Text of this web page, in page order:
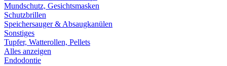
Mundschutz, Gesichtsmasken
Schutzbrillen
Speichersauger & Absaugkanülen
Sonstiges
Tupfer, Watterollen, Pellets
Alles anzeigen
Endodontie